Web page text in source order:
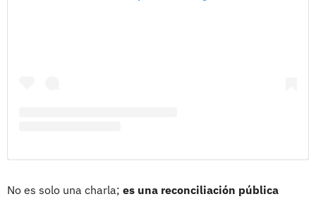
No es solo una charla; es una reconciliación pública